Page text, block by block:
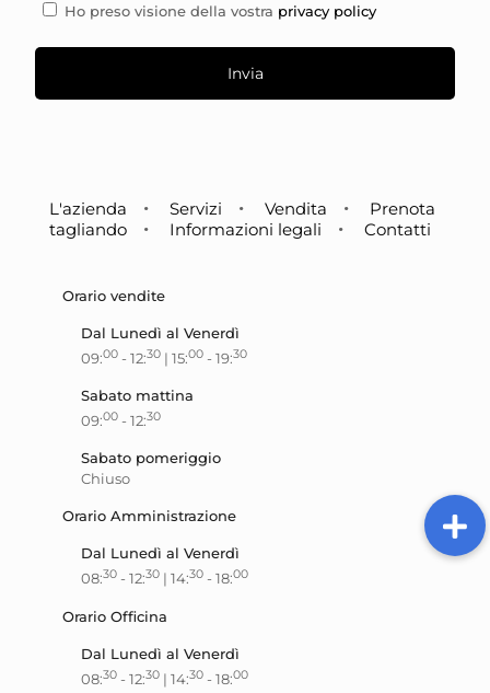
Ho preso visione della vostra privacy policy
L'azienda Servizi Vendita
Prenota
tagliando
Informazioni legali Contatti
Orario vendite
Dal Lunedì al Venerdì
09:00- 12:30| 15:00- 19:30
Sabato mattina
09:00- 12:30
Sabato pomeriggio
Chiuso
Orario Amministrazione
Dal Lunedì al Venerdì
08:30- 12:30| 14:30- 18:00
Orario Officina
Dal Lunedì al Venerdì
08:30- 12:30| 14:30- 18:00